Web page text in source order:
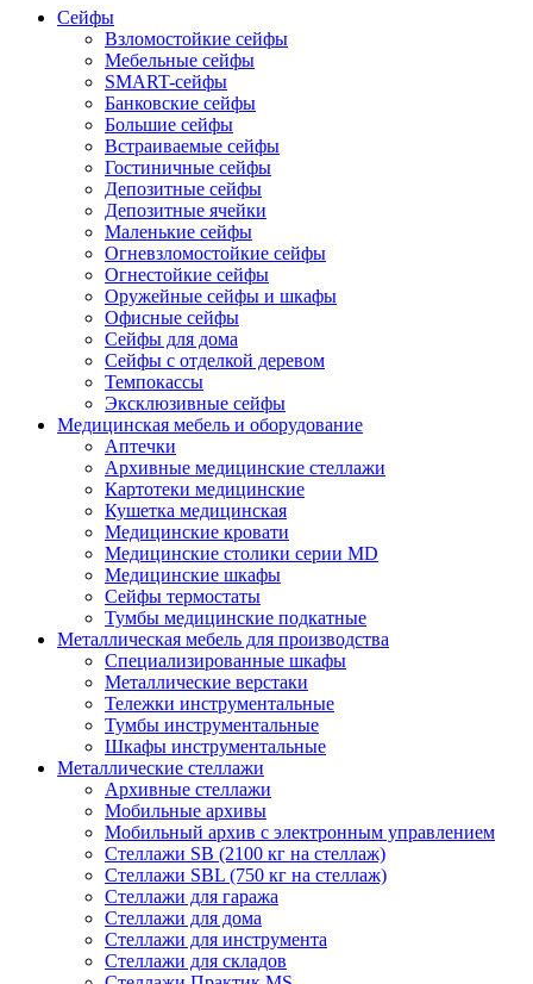
Сейфы
Взломостойкие сейфы
Мебельные сейфы
SMART-сейфы
Банковские сейфы
Большие сейфы
Встраиваемые сейфы
Гостиничные сейфы
Депозитные сейфы
Депозитные ячейки
Маленькие сейфы
Огневзломостойкие сейфы
Огнестойкие сейфы
Оружейные сейфы и шкафы
Офисные сейфы
Сейфы для дома
Сейфы с отделкой деревом
Темпокассы
Эксклюзивные сейфы
Медицинская мебель и оборудование
Аптечки
Архивные медицинские стеллажи
Картотеки медицинские
Кушетка медицинская
Медицинские кровати
Медицинские столики серии MD
Медицинские шкафы
Сейфы термостаты
Тумбы медицинские подкатные
Металлическая мебель для производства
Cпециализированные шкафы
Металлические верстаки
Тележки инструментальные
Тумбы инструментальные
Шкафы инструментальные
Металлические стеллажи
Архивные стеллажи
Мобильные архивы
Мобильный архив с электронным управлением
Стеллажи SB (2100 кг на стеллаж)
Стеллажи SBL (750 кг на стеллаж)
Стеллажи для гаража
Стеллажи для дома
Стеллажи для инструмента
Стеллажи для складов